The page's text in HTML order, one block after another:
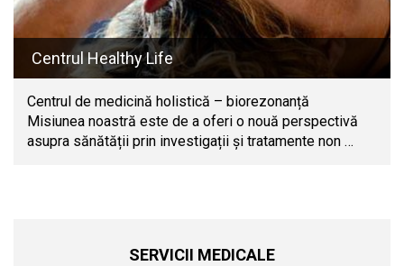
Centrul Healthy Life
Centrul de medicină holistică – biorezonanță
Misiunea noastră este de a oferi o nouă perspectivă
asupra sănătății prin investigații și tratamente non …
SERVICII MEDICALE